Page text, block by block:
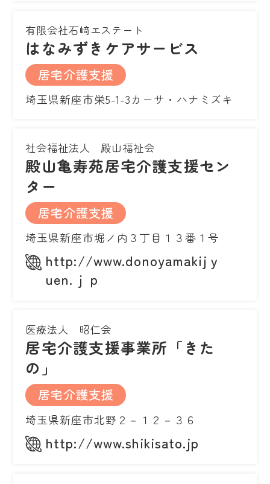
有限会社石﨑エステート
はなみずきケアサービス
居宅介護支援
埼玉県新座市栄5-1-3カーサ・ハナミズキ
社会福祉法人 殿山福祉会
殿山亀寿苑居宅介護支援セン
ター
居宅介護支援
埼玉県新座市堀ノ内３丁目１３番１号
http://www.donoyamakijｙ
uen.ｊｐ
医療法人 昭仁会
居宅介護支援事業所「きた
の」
居宅介護支援
埼玉県新座市北野２－１２－３６
http://www.shikisato.jp